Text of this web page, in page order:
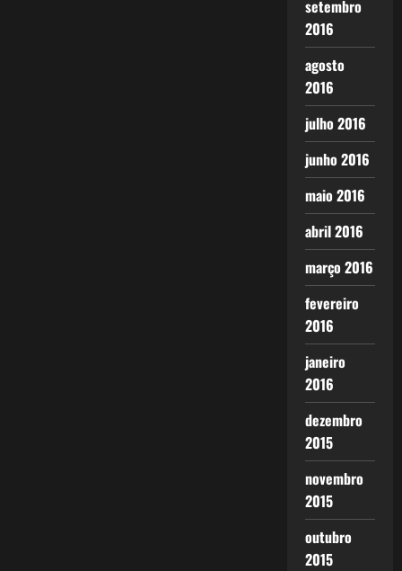
setembro
2016
agosto
2016
julho 2016
junho 2016
maio 2016
abril 2016
março 2016
fevereiro
2016
janeiro
2016
dezembro
2015
novembro
2015
outubro
2015